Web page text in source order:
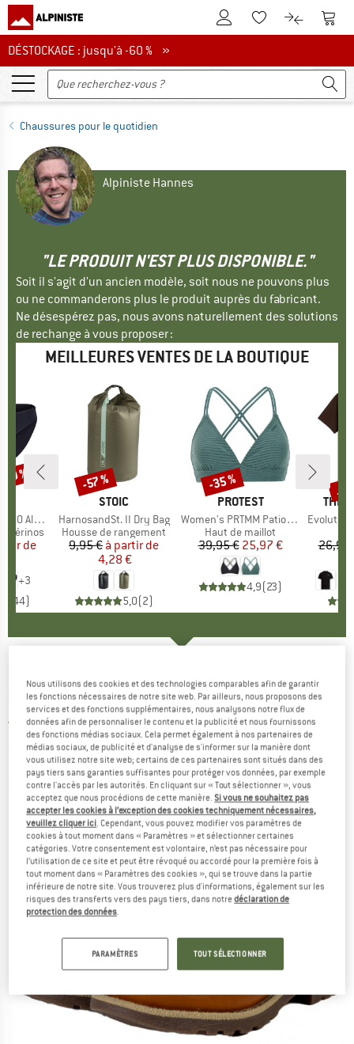
Vers le compte client
Vers la liste
Vers le
DÉSTOCKAGE : jusqu'à -60 %
DÉSTOCKAGE : jusqu'à -60 % »
Chaussures pour le quotidien
Alpiniste Hannes
"LE PRODUIT N'EST PLUS DISPONIBLE."
Soit il s'agit d'un ancien modèle, soit nous ne pouvons plus
ou ne commanderons plus le produit auprès du fabricant.
Ne désespérez pas, nous avons naturellement des solutions
de rechange à vous proposer :
MEILLEURES VENTES DE LA BOUTIQUE
Brief
mérinos
réduit
de
+3
44)
%
MARQUE
STOIC
Article
HarnosandSt. II Dry Bag
Product group
Housse de rangement
Prix
9,95 € Prix réduit
à partir de
4,28 €
5,0(2)
Remise
-57 %
MARQUE
PROTEST
Article
Women's PRTMM Patio Triangle
Product group
Haut de maillot
Prix
39,95 € Prix réduit
25,97 €
4,9(23)
Remise
-35 %
THE
Article
Evolution
26,95
KAVAT -
Kid's Husum EP - Chaussures de
loisirs
5,0(1)
Nous utilisons des cookies et des technologies comparables afin de garantir
les fonctions nécessaires de notre site web. Par ailleurs, nous proposons des
services et des fonctions supplémentaires, nous analysons notre flux de
données afin de personnaliser le contenu et la publicité et nous fournissons
des fonctions médias sociaux. Cela permet également à nos partenaires de
médias sociaux, de publicité et d'analyse de s'informer sur la manière dont
vous utilisez notre site web; certains de ces partenaires sont situés dans des
pays tiers sans garanties suffisantes pour protéger vos données, par exemple
contre l'accès par les autorités. En cliquant sur « Tout sélectionner », vous
acceptez que nous procédions de cette manière.Si vous ne souhaitez pas
accepter les cookies à l’exception des cookies techniquement nécessaires,
veuillez cliquer ici. Cependant, vous pouvez modifier vos paramètres de
cookies à tout moment dans « Paramètres » et sélectionner certaines
catégories. Votre consentement est volontaire, n’est pas nécessaire pour
l’utilisation de ce site et peut être révoqué ou accordé pour la première fois à
tout moment dans « Paramètres des cookies », qui se trouve dans la partie
inférieure de notre site. Vous trouverez plus d'informations, également sur les
risques des transferts vers des pays tiers, dans notredéclaration de
protection des données.
PARAMÈTRES TOUT SÉLECTIONNER